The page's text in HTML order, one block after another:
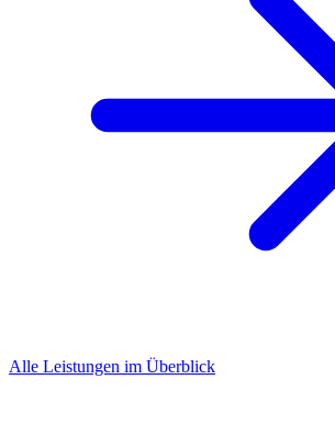
Alle Leistungen im Überblick